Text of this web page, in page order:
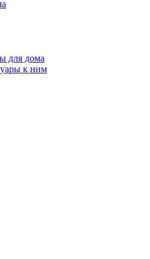
для дома
к ним